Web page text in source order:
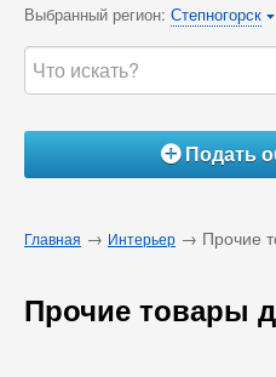
Выбранный регион: Степногорск {
ÁПодать
Главная → Интерьер → Прочие
Прочие товары